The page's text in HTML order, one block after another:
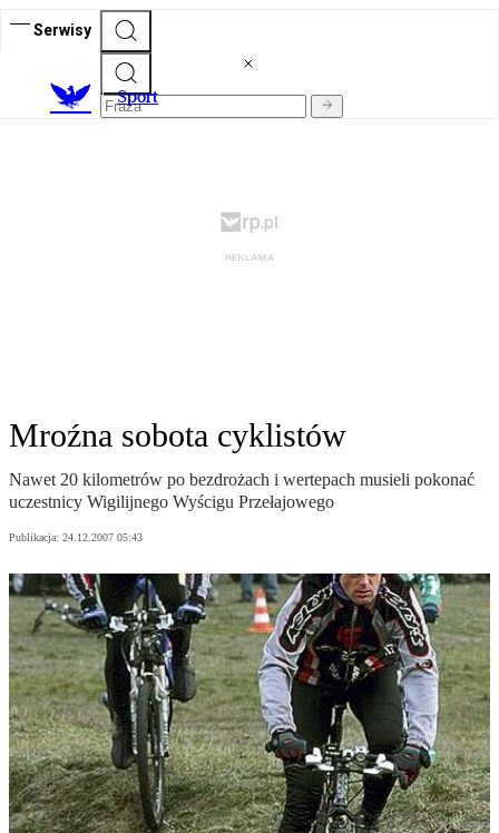
Serwisy
Sport
Mroźna sobota cyklistów
Nawet 20 kilometrów po bezdrożach i wertepach musieli pokonać
uczestnicy Wigilijnego Wyścigu Przełajowego
Publikacja: 24.12.2007 05:43